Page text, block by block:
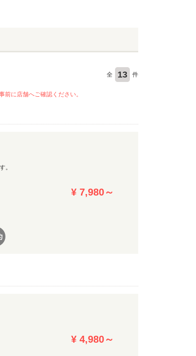
全 13 件
に店舗へご確認ください。
。
¥ 7,980～
¥ 4,980～